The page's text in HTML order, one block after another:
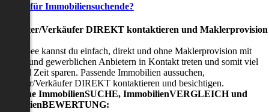
für Immobiliensuchende?
Verkäufer DIREKT kontaktieren und Maklerprovision
Flatbee kannst du einfach, direkt und ohne Maklerprovision mit
und gewerblichen Anbietern in Kontakt treten und somit viel
und Zeit sparen. Passende Immobilien aussuchen,
Verkäufer DIREKT kontaktieren und besichtigen.
in-one ImmobilienSUCHE, ImmobilienVERGLEICH und